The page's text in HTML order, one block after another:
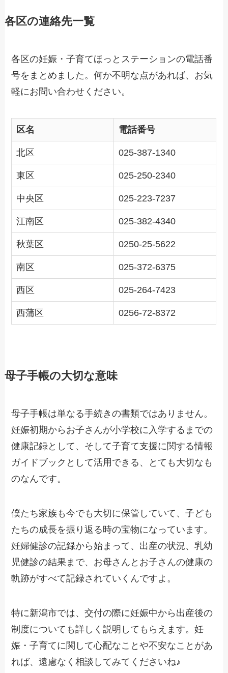
各区の連絡先一覧
各区の妊娠・子育てほっとステーションの電話番
号をまとめました。何か不明な点があれば、お気
軽にお問い合わせください。
区名 電話番号
北区 025-387-1340
東区 025-250-2340
中央区 025-223-7237
江南区 025-382-4340
秋葉区 0250-25-5622
南区 025-372-6375
西区 025-264-7423
西蒲区 0256-72-8372
母子手帳の大切な意味
母子手帳は単なる手続きの書類ではありません。
妊娠初期からお子さんが小学校に入学するまでの
健康記録として、そして子育て支援に関する情報
ガイドブックとして活用できる、とても大切なも
のなんです。
僕たち家族も今でも大切に保管していて、子ども
たちの成長を振り返る時の宝物になっています。
妊婦健診の記録から始まって、出産の状況、乳幼
児健診の結果まで、お母さんとお子さんの健康の
軌跡がすべて記録されていくんですよ。
特に新潟市では、交付の際に妊娠中から出産後の
制度についても詳しく説明してもらえます。妊
娠・子育てに関して心配なことや不安なことがあ
れば、遠慮なく相談してみてくださいね♪